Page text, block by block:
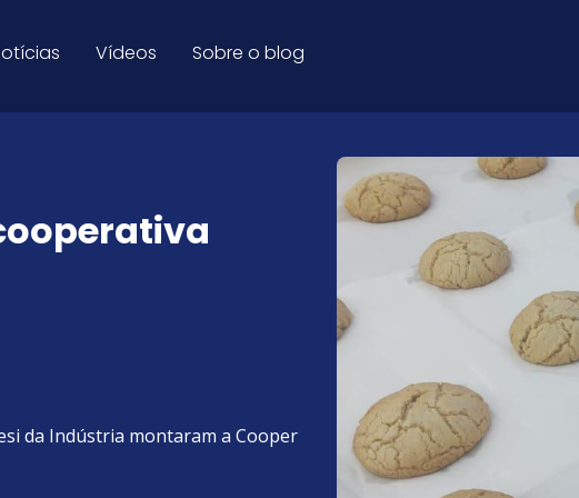
Vídeos Sobre o blog
da Indústria montaram a Cooper